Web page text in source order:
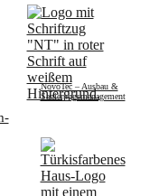
NovoTec – Ausbau &
Sanierungsmanagement